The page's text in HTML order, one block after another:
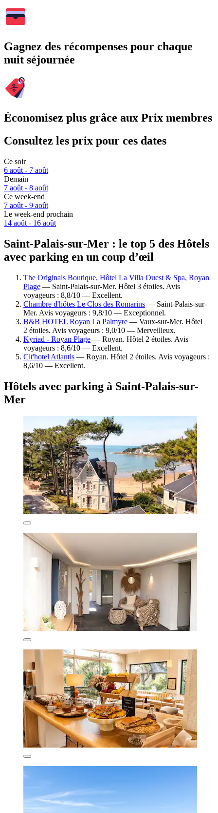
Gagnez des récompenses pour chaque
nuit séjournée
Économisez plus grâce aux Prix membres
Consultez les prix pour ces dates
Ce soir
6 août - 7 août
Demain
7 août - 8 août
Ce week-end
7 août - 9 août
Le week-end prochain
14 août - 16 août
Saint-Palais-sur-Mer : le top 5 des Hôtels
avec parking en un coup d’œil
The Originals Boutique, Hôtel La Villa Ouest & Spa, Royan
Plage — Saint-Palais-sur-Mer. Hôtel 3 étoiles. Avis
voyageurs : 8,8/10 — Excellent.
Chambre d'hôtes Le Clos des Romarins — Saint-Palais-sur-
Mer. Avis voyageurs : 9,8/10 — Exceptionnel.
B&B HOTEL Royan La Palmyre — Vaux-sur-Mer. Hôtel
2 étoiles. Avis voyageurs : 9,0/10 — Merveilleux.
Kyriad - Royan Plage — Royan. Hôtel 2 étoiles. Avis
voyageurs : 8,6/10 — Excellent.
Cit'hotel Atlantis — Royan. Hôtel 2 étoiles. Avis voyageurs :
8,6/10 — Excellent.
Hôtels avec parking à Saint-Palais-sur-
Mer